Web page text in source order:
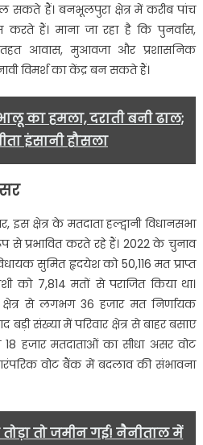
में
बदल
सकता
है
सकते हैं। बनभूलपुरा क्षेत्र में करीब पांच
करते हैं। माना जा रहा है कि पुनर्वास,
तहत आवास, मुआवजा और प्रशासनिक
विमर्श का केंद्र बन सकते हैं।
का हमला, दराती बनी ढाल;
इंसानी हौसला
क्षेत्र के मतदाता हल्द्वानी विधानसभा
से प्रभावित करते रहे हैं। 2022 के चुनाव
सुमित हृदयेश को 50,116 मत प्राप्त
को 7,814 मतों से पराजित किया था।
से लगभग 36 हजार मत निर्णायक
बड़ी संख्या में परिवार क्षेत्र से बाहर बसाए
हजार मतदाताओं का सीधा असर वोट
वोट बैंक में बदलाव की संभावना
तो जमीन गई! नैनीताल में